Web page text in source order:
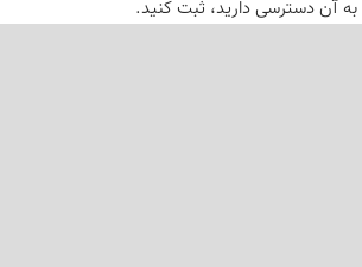
به آن دسترسی دارید، ثبت کنید.